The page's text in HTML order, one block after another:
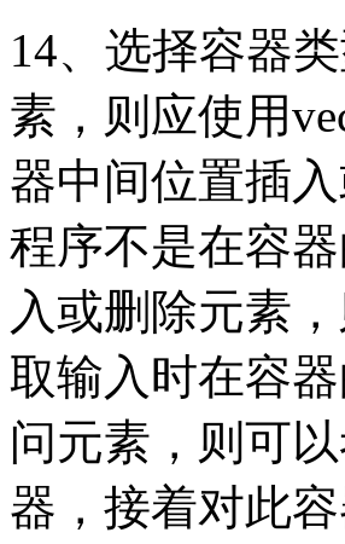
14、选择容器
素，则应使用
器中间位置插
程序不是在容
入或删除元素
取输入时在容
问元素，则可
器，接着对此